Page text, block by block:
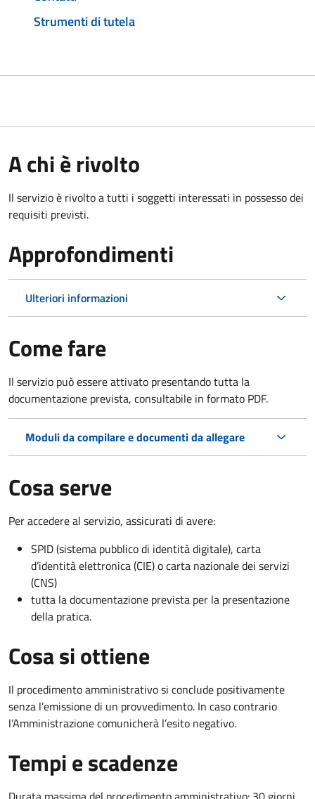
Strumenti di tutela
A chi è rivolto
Il servizio è rivolto a tutti i soggetti interessati in possesso dei
requisiti previsti.
Approfondimenti
Ulteriori informazioni
Come fare
Il servizio può essere attivato presentando tutta la
documentazione prevista, consultabile in formato PDF.
Moduli da compilare e documenti da allegare
Cosa serve
Per accedere al servizio, assicurati di avere:
SPID (sistema pubblico di identità digitale), carta
d’identità elettronica (CIE) o carta nazionale dei servizi
(CNS)
tutta la documentazione prevista per la presentazione
della pratica.
Cosa si ottiene
Il procedimento amministrativo si conclude positivamente
senza l’emissione di un provvedimento. In caso contrario
l’Amministrazione comunicherà l’esito negativo.
Tempi e scadenze